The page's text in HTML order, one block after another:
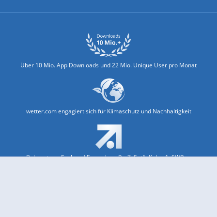
Über 10 Mio. App Downloads und 22 Mio. Unique User pro Monat
wetter.com engagiert sich für Klimaschutz und Nachhaltigkeit
Bekannt aus Funk und Fernsehen: Pro7, Sat1, Kabel 1, SWR, ...